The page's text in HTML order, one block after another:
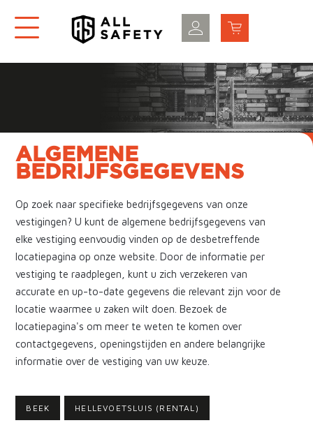
ALGEMENE
BEDRIJFSGEGEVENS
Op zoek naar specifieke bedrijfsgegevens van onze
vestigingen? U kunt de algemene bedrijfsgegevens van
elke vestiging eenvoudig vinden op de desbetreffende
locatiepagina op onze website. Door de informatie per
vestiging te raadplegen, kunt u zich verzekeren van
accurate en up-to-date gegevens die relevant zijn voor de
locatie waarmee u zaken wilt doen. Bezoek de
locatiepagina's om meer te weten te komen over
contactgegevens, openingstijden en andere belangrijke
informatie over de vestiging van uw keuze.
BEEK HELLEVOETSLUIS (RENTAL)